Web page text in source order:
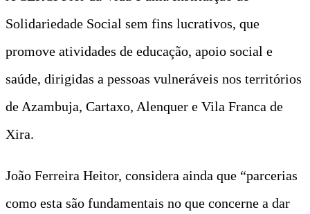
Solidariedade Social sem fins lucrativos, que
promove atividades de educação, apoio social e
saúde, dirigidas a pessoas vulneráveis nos territórios
de Azambuja, Cartaxo, Alenquer e Vila Franca de
Xira.
João Ferreira Heitor, considera ainda que “parcerias
como esta são fundamentais no que concerne a dar